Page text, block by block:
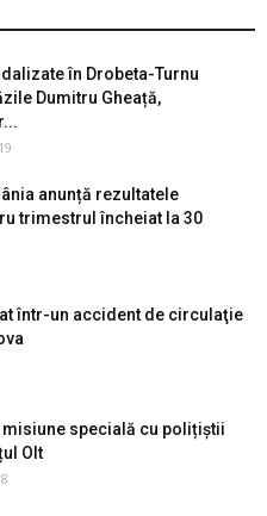
în Drobeta-Turnu
Dumitru Gheață,
anunță rezultatele
trimestrul încheiat la 30
într-un accident de circulaţie
misiune specială cu polițiștii
Olt